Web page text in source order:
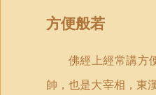
方便般若
佛經上經常講方
帥，也是大宰相，東